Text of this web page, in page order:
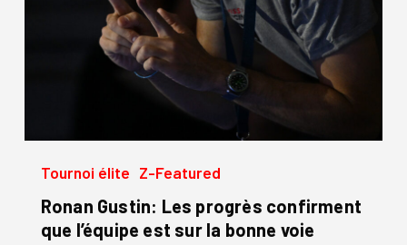
Tournoi élite Z-Featured
Ronan Gustin: Les progrès confirment
que l’équipe est sur la bonne voie